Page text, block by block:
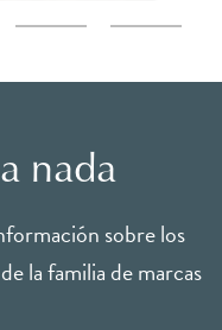
nada
sobre los
la familia de marcas